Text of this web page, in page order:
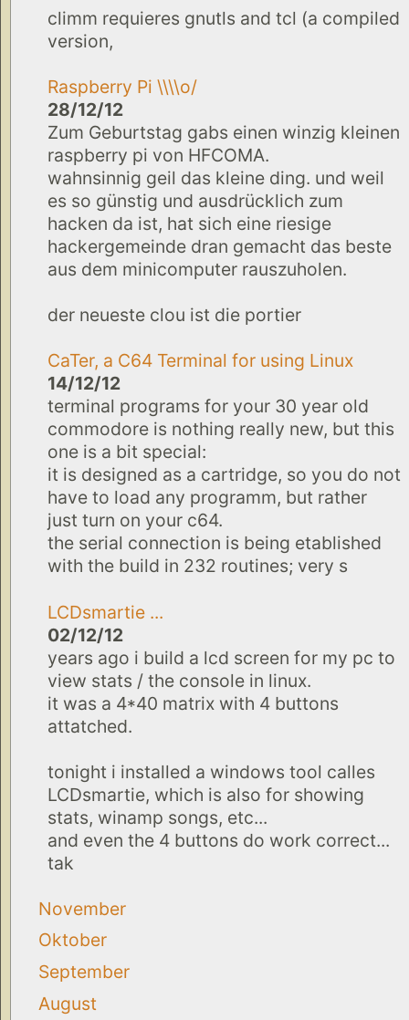
climm requieres gnutls and tcl (a compiled
version,
Raspberry Pi \\\\o/
28/12/12
Zum Geburtstag gabs einen winzig kleinen
raspberry pi von HFCOMA.
wahnsinnig geil das kleine ding. und weil
es so günstig und ausdrücklich zum
hacken da ist, hat sich eine riesige
hackergemeinde dran gemacht das beste
aus dem minicomputer rauszuholen.
der neueste clou ist die portier
CaTer, a C64 Terminal for using Linux
14/12/12
terminal programs for your 30 year old
commodore is nothing really new, but this
one is a bit special:
it is designed as a cartridge, so you do not
have to load any programm, but rather
just turn on your c64.
the serial connection is being etablished
with the build in 232 routines; very s
LCDsmartie ...
02/12/12
years ago i build a lcd screen for my pc to
view stats / the console in linux.
it was a 4*40 matrix with 4 buttons
attatched.
tonight i installed a windows tool calles
LCDsmartie, which is also for showing
stats, winamp songs, etc...
and even the 4 buttons do work correct...
tak
November
Oktober
September
August